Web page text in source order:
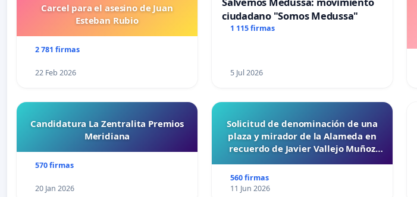
Carcel para el asesino de Juan
Esteban Rubio
2 781 firmas
22 Feb 2026
ciudadano "Somos Medussa"
1 115 firmas
5 Jul 2026
Candidatura La Zentralita Premios
Meridiana
570 firmas
20 Jan 2026
Solicitud de denominación de una
plaza y mirador de la Alameda en
recuerdo de Javier Vallejo Muñoz
560 firmas
11 Jun 2026